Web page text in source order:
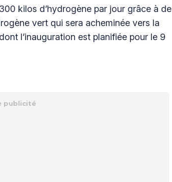
kilos d’hydrogène par jour grâce à de
vert qui sera acheminée vers la
l’inauguration est planifiée pour le 9